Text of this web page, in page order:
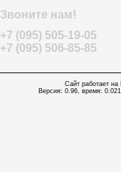
Звоните нам!
+7 (095) 505-19-05
+7 (095) 506-85-85
Сайт работает на
Версия: 0.96, время: